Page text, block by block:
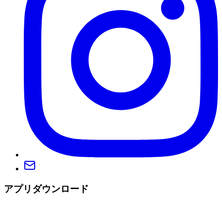
アプリダウンロード